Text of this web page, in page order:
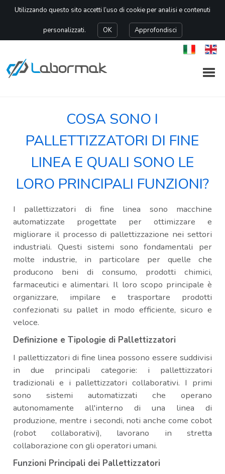
Utilizzando questo sito accetti l’uso di cookie per analisi e contenuti
personalizzati. OK Approfondisci
COSA SONO I
PALLETTIZZATORI DI FINE
LINEA E QUALI SONO LE
LORO PRINCIPALI FUNZIONI?
I pallettizzatori di fine linea sono macchine
automatizzate progettate per ottimizzare e
migliorare il processo di pallettizzazione nei settori
industriali. Questi sistemi sono fondamentali per
molte industrie, in particolare per quelle che
producono beni di consumo, prodotti chimici,
farmaceutici e alimentari. Il loro scopo principale è
organizzare, impilare e trasportare prodotti
confezionati su pallet in modo efficiente, sicuro e
veloce.
Definizione e Tipologie di Pallettizzatori
I pallettizzatori di fine linea possono essere suddivisi
in due principali categorie: i pallettizzatori
tradizionali e i pallettizzatori collaborativi. I primi
sono sistemi automatizzati che operano
autonomamente all'interno di una linea di
produzione, mentre i secondi, noti anche come cobot
(robot collaborativi), lavorano in stretta
collaborazione con gli operatori umani.
Funzioni Principali dei Pallettizzatori